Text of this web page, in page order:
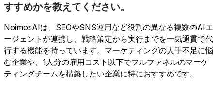
すすめかを教えてください。
NoimosAIは、SEOやSNS運用など役割の異なる複数のAIエ
ージェントが連携し、戦略策定から実行までを一気通貫で代
行する機能を持っています。マーケティングの人手不足に悩
む企業や、1人分の雇用コスト以下でフルファネルのマーケ
ティングチームを構築したい企業に特におすすめです。